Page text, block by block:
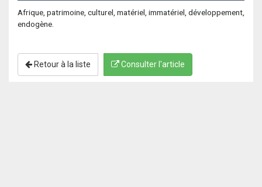
Afrique, patrimoine, culturel, matériel, immatériel, développement,
endogène.
Retour à la liste Consulter l'article